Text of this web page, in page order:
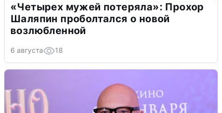
«Четырех мужей потеряла»: Прохор
Шаляпин проболтался о новой
возлюбленной
6 августа 18